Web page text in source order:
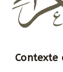
Contexte